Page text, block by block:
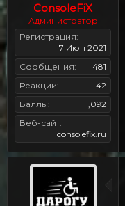
ConsoleFiX
Администратор
Регистрация
7 Июн 2021
Сообщения
481
Реакции
42
Баллы
1,092
Веб-сайт
consolefix.ru